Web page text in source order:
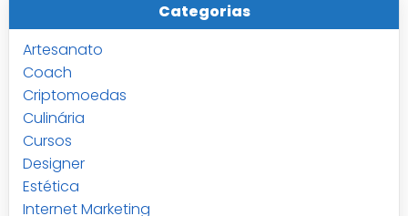
Categorias
Artesanato
Coach
Criptomoedas
Culinária
Cursos
Designer
Estética
Internet Marketing